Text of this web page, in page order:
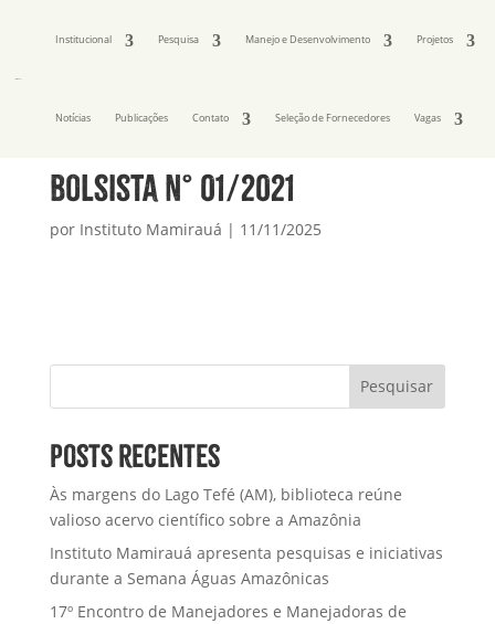
Institucional Pesquisa Manejo e Desenvolvimento Projetos
Notícias Publicações Contato Seleção de Fornecedores Vagas
Bolsista N° 01/2021
por Instituto Mamirauá | 11/11/2025
Pesquisar
Posts recentes
Às margens do Lago Tefé (AM), biblioteca reúne
valioso acervo científico sobre a Amazônia
Instituto Mamirauá apresenta pesquisas e iniciativas
durante a Semana Águas Amazônicas
17º Encontro de Manejadores e Manejadoras de